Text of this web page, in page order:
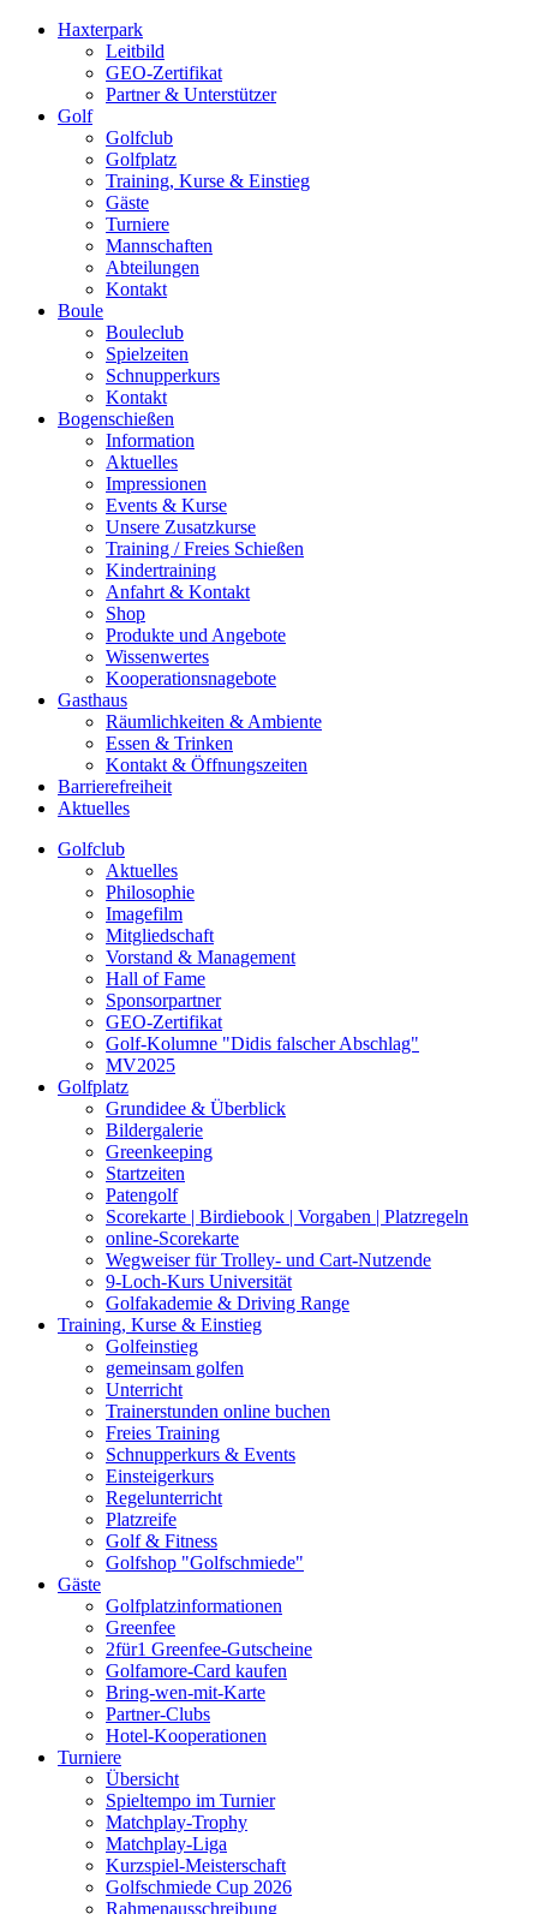
Haxterpark
Leitbild
GEO-Zertifikat
Partner & Unterstützer
Golf
Golfclub
Golfplatz
Training, Kurse & Einstieg
Gäste
Turniere
Mannschaften
Abteilungen
Kontakt
Boule
Bouleclub
Spielzeiten
Schnupperkurs
Kontakt
Bogenschießen
Information
Aktuelles
Impressionen
Events & Kurse
Unsere Zusatzkurse
Training / Freies Schießen
Kindertraining
Anfahrt & Kontakt
Shop
Produkte und Angebote
Wissenwertes
Kooperationsnagebote
Gasthaus
Räumlichkeiten & Ambiente
Essen & Trinken
Kontakt & Öffnungszeiten
Barrierefreiheit
Aktuelles
Golfclub
Aktuelles
Philosophie
Imagefilm
Mitgliedschaft
Vorstand & Management
Hall of Fame
Sponsorpartner
GEO-Zertifikat
Golf-Kolumne "Didis falscher Abschlag"
MV2025
Golfplatz
Grundidee & Überblick
Bildergalerie
Greenkeeping
Startzeiten
Patengolf
Scorekarte | Birdiebook | Vorgaben | Platzregeln
online-Scorekarte
Wegweiser für Trolley- und Cart-Nutzende
9-Loch-Kurs Universität
Golfakademie & Driving Range
Training, Kurse & Einstieg
Golfeinstieg
gemeinsam golfen
Unterricht
Trainerstunden online buchen
Freies Training
Schnupperkurs & Events
Einsteigerkurs
Regelunterricht
Platzreife
Golf & Fitness
Golfshop "Golfschmiede"
Gäste
Golfplatzinformationen
Greenfee
2für1 Greenfee-Gutscheine
Golfamore-Card kaufen
Bring-wen-mit-Karte
Partner-Clubs
Hotel-Kooperationen
Turniere
Übersicht
Spieltempo im Turnier
Matchplay-Trophy
Matchplay-Liga
Kurzspiel-Meisterschaft
Golfschmiede Cup 2026
Rahmenausschreibung